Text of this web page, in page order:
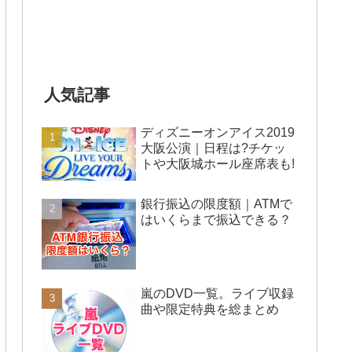
人気記事
ディズニーオンアイス2019
大阪公演｜日程は?チケッ
トや大阪城ホール座席表も!
銀行振込の限度額｜ATMで
はいくらまで振込できる？
嵐のDVD一覧。ライブ収録
曲や限定特典を総まとめ